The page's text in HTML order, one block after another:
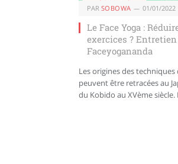
PAR SOBOWA 01/01/2022
Le Face Yoga :
exercices ?
Faceyogananda
Les origines des techniques
peuvent être retracées au
du Kobido au XVème siècle.